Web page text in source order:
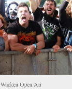
Wacken Open Air